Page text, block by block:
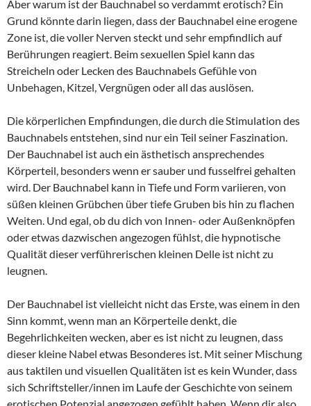
Aber warum ist der Bauchnabel so verdammt erotisch? Ein
Grund könnte darin liegen, dass der Bauchnabel eine erogene
Zone ist, die voller Nerven steckt und sehr empfindlich auf
Berührungen reagiert. Beim sexuellen Spiel kann das
Streicheln oder Lecken des Bauchnabels Gefühle von
Unbehagen, Kitzel, Vergnügen oder all das auslösen.
Die körperlichen Empfindungen, die durch die Stimulation des
Bauchnabels entstehen, sind nur ein Teil seiner Faszination.
Der Bauchnabel ist auch ein ästhetisch ansprechendes
Körperteil, besonders wenn er sauber und fusselfrei gehalten
wird. Der Bauchnabel kann in Tiefe und Form variieren, von
süßen kleinen Grübchen über tiefe Gruben bis hin zu flachen
Weiten. Und egal, ob du dich von Innen- oder Außenknöpfen
oder etwas dazwischen angezogen fühlst, die hypnotische
Qualität dieser verführerischen kleinen Delle ist nicht zu
leugnen.
Der Bauchnabel ist vielleicht nicht das Erste, was einem in den
Sinn kommt, wenn man an Körperteile denkt, die
Begehrlichkeiten wecken, aber es ist nicht zu leugnen, dass
dieser kleine Nabel etwas Besonderes ist. Mit seiner Mischung
aus taktilen und visuellen Qualitäten ist es kein Wunder, dass
sich Schriftsteller/innen im Laufe der Geschichte von seinem